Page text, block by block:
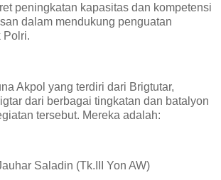
peningkatan kapasitas dan kompetensi
dalam mendukung penguatan
Polri.
Akpol yang terdiri dari Brigtutar,
dari berbagai tingkatan dan batalyon
tersebut. Mereka adalah:
Saladin (Tk.III Yon AW)